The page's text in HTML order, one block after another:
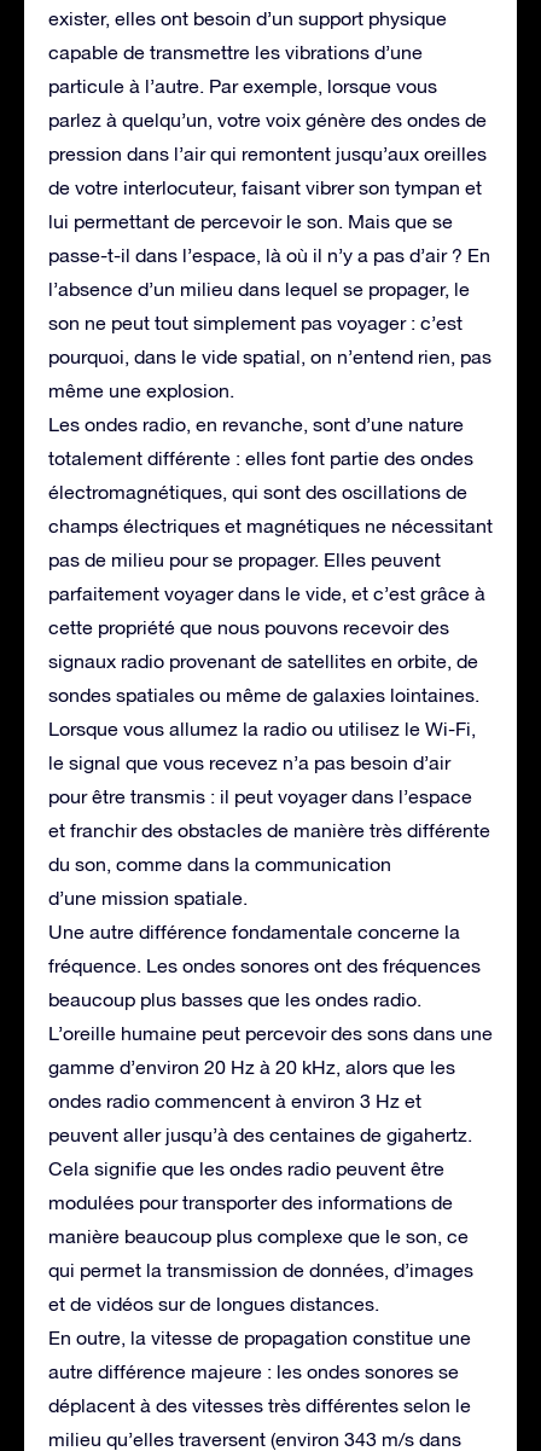
exister, elles ont besoin d’un support physique
capable de transmettre les vibrations d’une
particule à l’autre. Par exemple, lorsque vous
parlez à quelqu’un, votre voix génère des ondes de
pression dans l’air qui remontent jusqu’aux oreilles
de votre interlocuteur, faisant vibrer son tympan et
lui permettant de percevoir le son. Mais que se
passe-t-il dans l’espace, là où il n’y a pas d’air ? En
l’absence d’un milieu dans lequel se propager, le
son ne peut tout simplement pas voyager : c’est
pourquoi, dans le vide spatial, on n’entend rien, pas
même une explosion.
Les ondes radio, en revanche, sont d’une nature
totalement différente : elles font partie des ondes
électromagnétiques, qui sont des oscillations de
champs électriques et magnétiques ne nécessitant
pas de milieu pour se propager. Elles peuvent
parfaitement voyager dans le vide, et c’est grâce à
cette propriété que nous pouvons recevoir des
signaux radio provenant de satellites en orbite, de
sondes spatiales ou même de galaxies lointaines.
Lorsque vous allumez la radio ou utilisez le Wi-Fi,
le signal que vous recevez n’a pas besoin d’air
pour être transmis : il peut voyager dans l’espace
et franchir des obstacles de manière très différente
du son, comme dans la communication
d’une mission spatiale.
Une autre différence fondamentale concerne la
fréquence. Les ondes sonores ont des fréquences
beaucoup plus basses que les ondes radio.
L’oreille humaine peut percevoir des sons dans une
gamme d’environ 20 Hz à 20 kHz, alors que les
ondes radio commencent à environ 3 Hz et
peuvent aller jusqu’à des centaines de gigahertz.
Cela signifie que les ondes radio peuvent être
modulées pour transporter des informations de
manière beaucoup plus complexe que le son, ce
qui permet la transmission de données, d’images
et de vidéos sur de longues distances.
En outre, la vitesse de propagation constitue une
autre différence majeure : les ondes sonores se
déplacent à des vitesses très différentes selon le
milieu qu’elles traversent (environ 343 m/s dans